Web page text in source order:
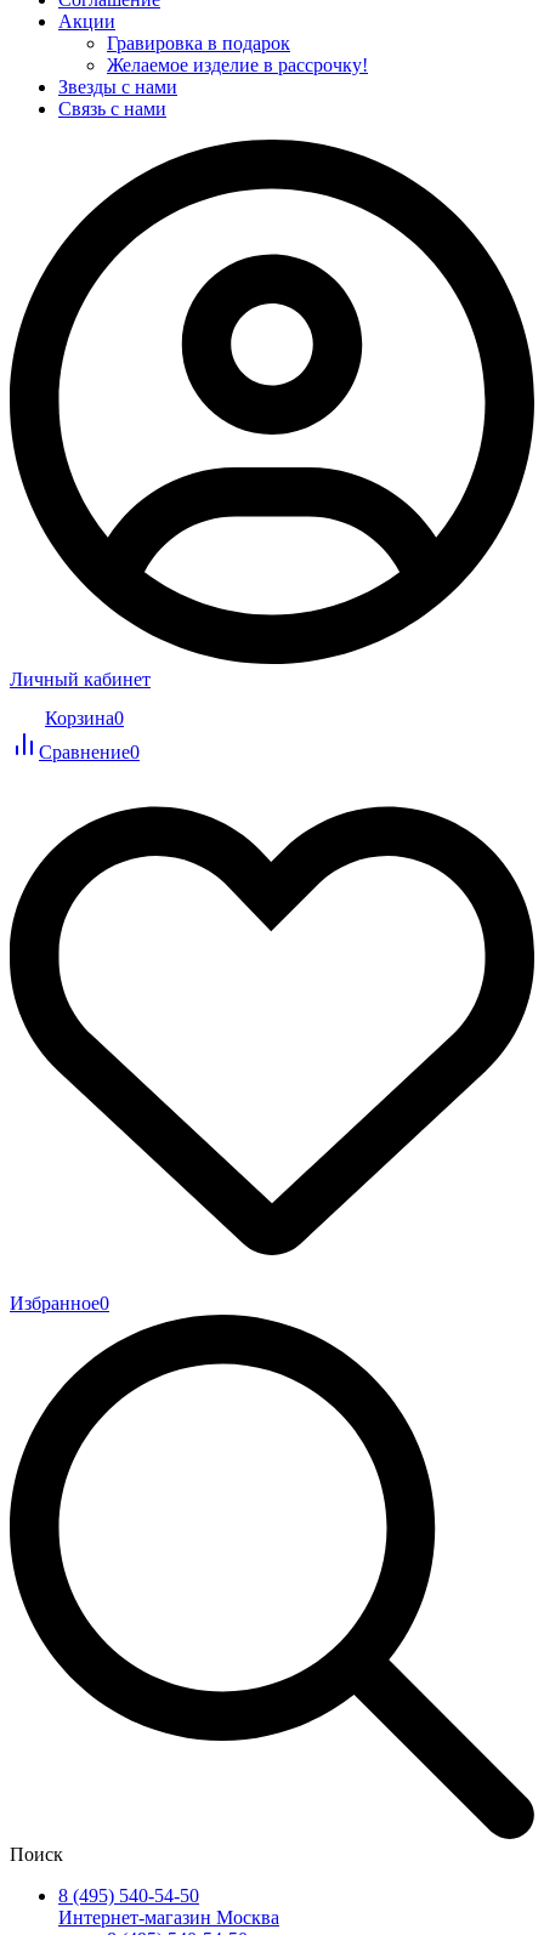
Акции
Гравировка в подарок
Желаемое изделие в рассрочку!
Звезды с нами
Связь с нами
Личный кабинет
Корзина0
Сравнение0
Избранное0
Поиск
8 (495) 540-54-50
Интернет-магазин Москва